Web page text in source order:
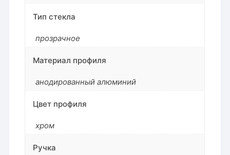
Тип стекла
прозрачное
Материал профиля
анодированный алюминий
Цвет профиля
хром
Ручка